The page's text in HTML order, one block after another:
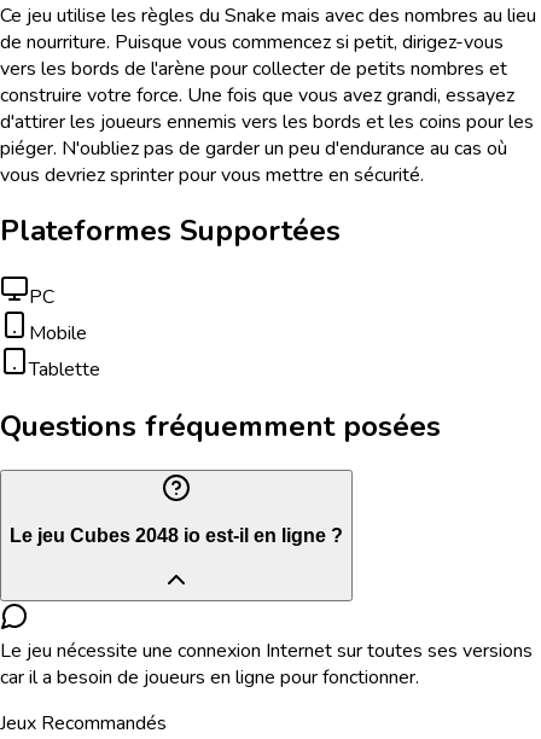
Ce jeu utilise les règles du Snake mais avec des nombres au lieu
de nourriture. Puisque vous commencez si petit, dirigez-vous
vers les bords de l'arène pour collecter de petits nombres et
construire votre force. Une fois que vous avez grandi, essayez
d'attirer les joueurs ennemis vers les bords et les coins pour les
piéger. N'oubliez pas de garder un peu d'endurance au cas où
vous devriez sprinter pour vous mettre en sécurité.
Plateformes Supportées
PC
Mobile
Tablette
Questions fréquemment posées
Le jeu Cubes 2048 io est-il en ligne ?
Le jeu nécessite une connexion Internet sur toutes ses versions
car il a besoin de joueurs en ligne pour fonctionner.
Jeux Recommandés